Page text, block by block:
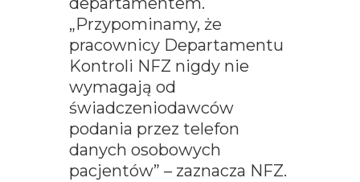
„Przypominamy, że
pracownicy Departamentu
Kontroli NFZ nigdy nie
wymagają od
świadczeniodawców
podania przez telefon
danych osobowych
pacjentów” – zaznacza NFZ.